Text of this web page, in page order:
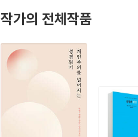
작가의 전체작품